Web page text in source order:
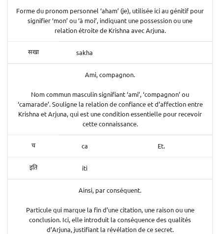
Forme du pronom personnel ‘aham’ (je), utilisée ici au génitif pour
signifier ‘mon’ ou ‘à moi’, indiquant une possession ou une
relation étroite de Krishna avec Arjuna.
सखा sakha
Ami, compagnon.
Nom commun masculin signifiant ‘ami’, ‘compagnon’ ou
‘camarade’. Souligne la relation de confiance et d’affection entre
Krishna et Arjuna, qui est une condition essentielle pour recevoir
cette connaissance.
च ca Et.
इति iti
Ainsi, par conséquent.
Particule qui marque la fin d’une citation, une raison ou une
conclusion. Ici, elle introduit la conséquence des qualités
d’Arjuna, justifiant la révélation de ce secret.